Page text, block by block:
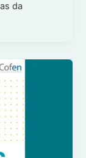
da